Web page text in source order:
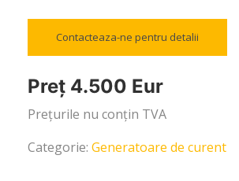
Contacteaza-ne pentru detalii
Preț 4.500 Eur
Prețurile nu conțin TVA
Categorie: Generatoare de curent